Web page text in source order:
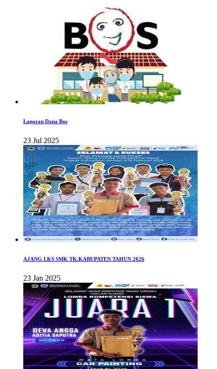
Laporan Dana Bos
23 Jul 2025
AJANG LKS SMK TK.KABUPATEN TAHUN 2026
23 Jan 2025